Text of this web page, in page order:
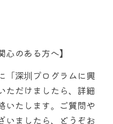
心のある方へ】
「深圳プログラムに興
ただけましたら、詳細
いたします。ご質問や
いましたら、どうぞお